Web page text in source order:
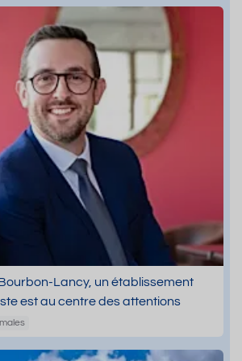
Lancy, un établissement
est au centre des attentions